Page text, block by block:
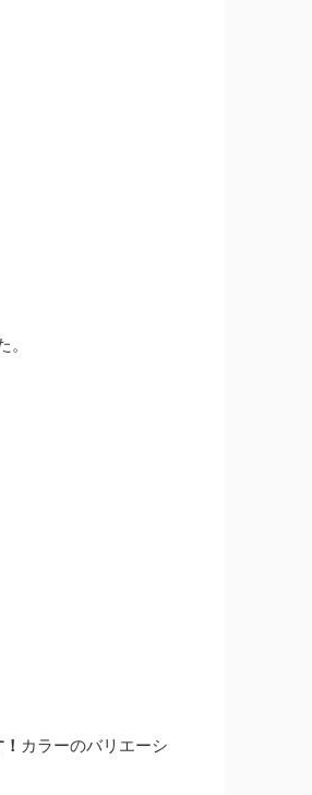
カラーのバリエーシ